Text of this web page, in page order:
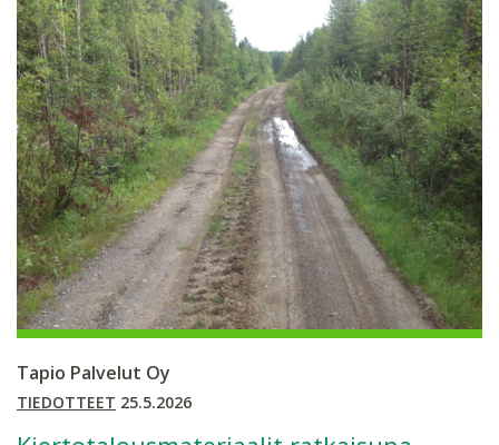
Tapio Palvelut Oy
TIEDOTTEET 25.5.2026